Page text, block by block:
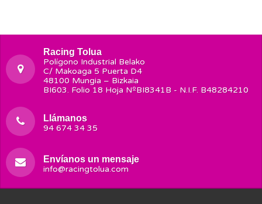
Racing Tolua
Polígono Industrial Belako
C/ Makoaga 5 Puerta D4
48100 Mungia – Bizkaia
BI603. Folio 18 Hoja NºBI8341B - N.I.F. B48284210
Llámanos
94 674 34 35
Envíanos un mensaje
info@racingtolua.com